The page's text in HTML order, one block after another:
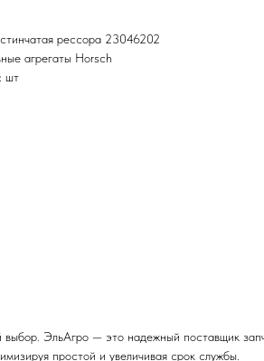
рессора 23046202
агрегаты Horsch
шт
ЭльАгро — это надежный поставщик
простой и увеличивая срок службы.